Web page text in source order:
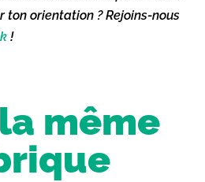
ton orientation ? Rejoins-nous
!
même